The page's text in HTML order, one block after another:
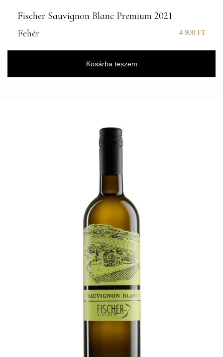
Fischer Sauvignon Blanc Premium 2021
Fehér
4 900 FT
Kosárba teszem